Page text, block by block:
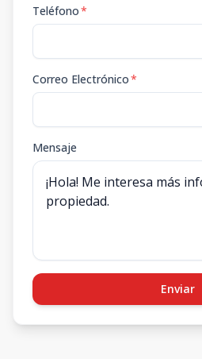
Teléfono*
Correo Electrónico*
Mensaje
Enviar